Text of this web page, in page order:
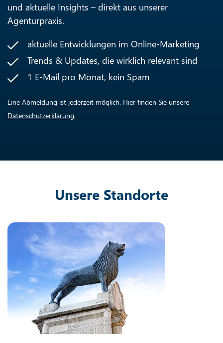
und aktuelle Insights – direkt aus unserer
Agenturpraxis.
aktuelle Entwicklungen im Online-Marketing
Trends & Updates, die wirklich relevant sind
1 E-Mail pro Monat, kein Spam
Eine Abmeldung ist jederzeit möglich. Hier finden Sie unsere
Datenschutzerklärung.
Unsere Standorte